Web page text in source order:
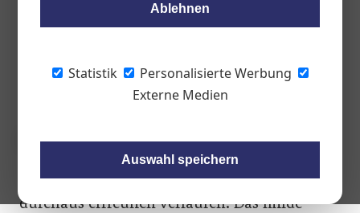
Ablehnen
Statistik
Personalisierte Werbung
Externe Medien
Auswahl speichern
da, der Trend geht zum bequemen Zweirad
sieht es momentan nicht so gut aus. von
Die Zweiradsaison ist in diesem Jahr bisher
durchaus erfreulich verlaufen. Das milde